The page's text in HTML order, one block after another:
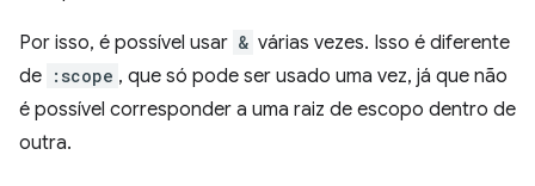
Por isso, é possível usar & várias vezes. Isso é diferente
de :scope , que só pode ser usado uma vez, já que não
é possível corresponder a uma raiz de escopo dentro de
outra.